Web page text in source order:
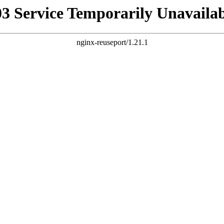
Service Temporarily
nginx-reuseport/1.21.1